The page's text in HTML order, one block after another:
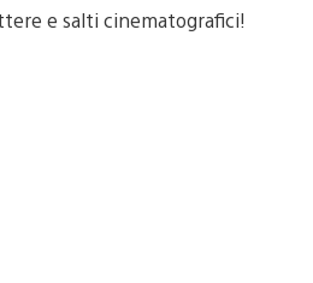
e salti cinematografici!